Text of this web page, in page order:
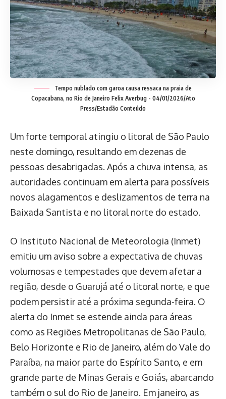
Tempo nublado com garoa causa ressaca na praia de
Copacabana, no Rio de Janeiro Felix Averbug - 04/01/2026/Ato
Press/Estadão Conteúdo
Um forte temporal atingiu o litoral de São Paulo
neste domingo, resultando em dezenas de
pessoas desabrigadas. Após a chuva intensa, as
autoridades continuam em alerta para possíveis
novos alagamentos e deslizamentos de terra na
Baixada Santista e no litoral norte do estado.
O Instituto Nacional de Meteorologia (Inmet)
emitiu um aviso sobre a expectativa de chuvas
volumosas e tempestades que devem afetar a
região, desde o Guarujá até o litoral norte, e que
podem persistir até a próxima segunda-feira. O
alerta do Inmet se estende ainda para áreas
como as Regiões Metropolitanas de São Paulo,
Belo Horizonte e Rio de Janeiro, além do Vale do
Paraíba, na maior parte do Espírito Santo, e em
grande parte de Minas Gerais e Goiás, abarcando
também o sul do Rio de Janeiro. Em janeiro, as